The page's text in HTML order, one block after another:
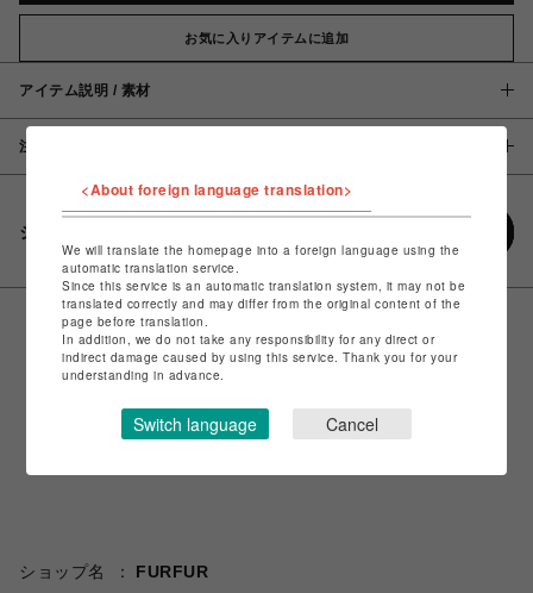
お気に入りアイテムに追加
アイテム説明 / 素材
注意事項
シェアする
ショップ名
FURFUR
<About foreign language translation>
We will translate the homepage into a foreign language using the
automatic translation service.
Since this service is an automatic translation system, it may not be
translated correctly and may differ from the original content of the
page before translation.
In addition, we do not take any responsibility for any direct or
indirect damage caused by using this service. Thank you for your
understanding in advance.
Switch language Cancel